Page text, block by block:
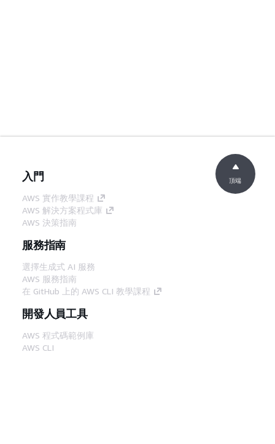
入門
AWS 實作教學課程
AWS 解決方案程式庫
AWS 決策指南
服務指南
選擇生成式 AI 服務
AWS 服務指南
在 GitHub 上的 AWS CLI 教學課程
開發人員工具
AWS 程式碼範例庫
AWS CLI
頂端